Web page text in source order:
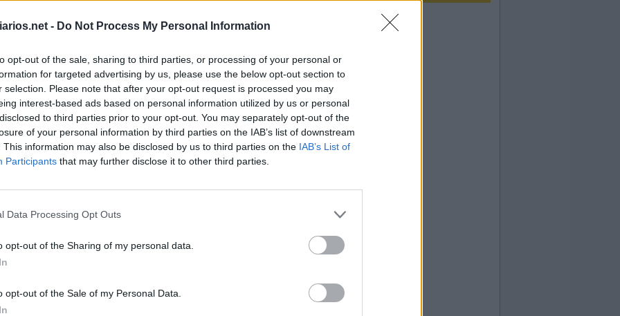
- Do Not Process My Personal Information
opt-out of the sale, sharing to third parties, or processing of your personal or
for targeted advertising by us, please use the below opt-out section to
selection. Please note that after your opt-out request is processed you may
interest-based ads based on personal information utilized by us or personal
to third parties prior to your opt-out. You may separately opt-out of the
of your personal information by third parties on the IAB’s list of downstream
This information may also be disclosed by us to third parties on the IAB’s List of
Participants that may further disclose it to other third parties.
Data Processing Opt Outs
opt-out of the Sharing of my personal data.
opt-out of the Sale of my Personal Data.
B A R
T
C
A I
R
O
D O
R
O
X E
solo